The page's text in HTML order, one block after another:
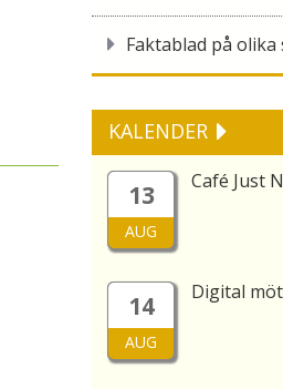
Faktablad på olika
KALENDER
13
AUG
Café Just
14
AUG
Digital